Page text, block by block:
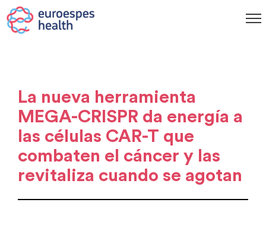
La nueva herramienta
MEGA-CRISPR da energía a
las células CAR-T que
combaten el cáncer y las
revitaliza cuando se agotan